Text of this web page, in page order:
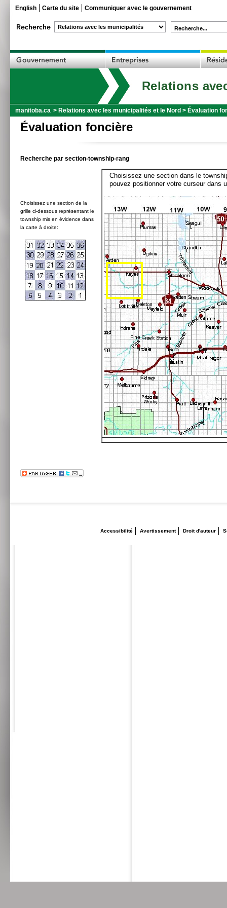
English Carte du site Communiquer avec le gouvernement
Recherche...
Relations
manitoba.ca > Relations avec les municipalités et le Nord > Évaluation
Évaluation foncière
Recherche par section-township-rang
Choisissez une section de la
grille ci-dessous représentant le
township mis en évidence dans
la carte à droite:
Choisissez une section dans le
pouvez positionner votre curseur dans
Accessibilité Avertissement Droit d'auteur